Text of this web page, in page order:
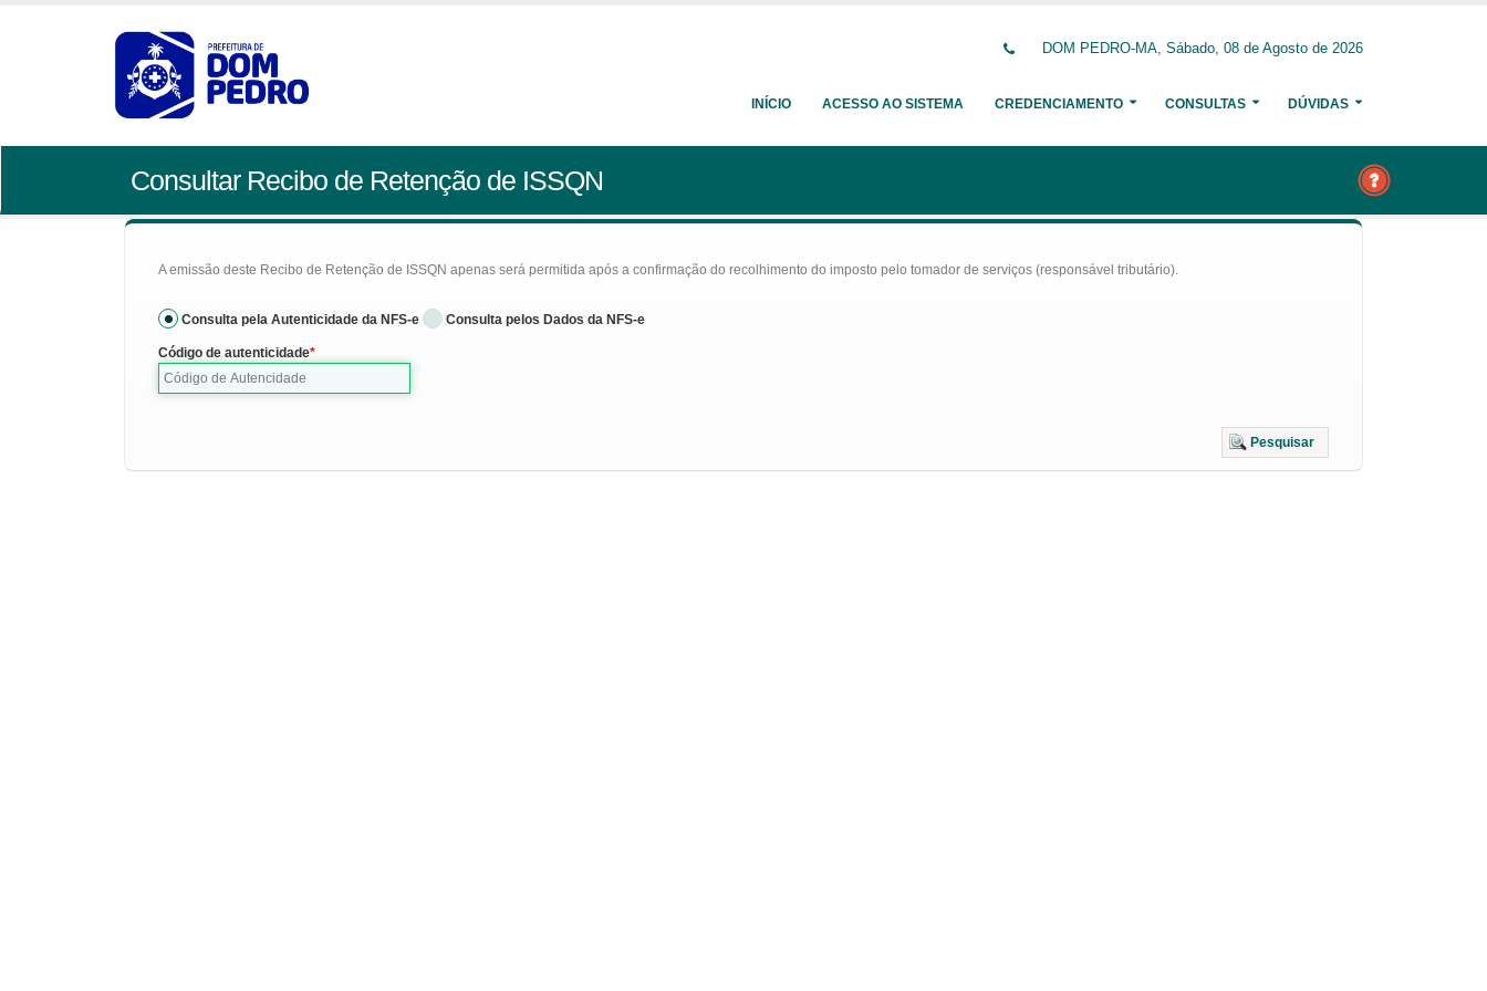
DOM PEDRO-MA, Sábado, 08 de Agosto de 2026
INÍCIO ACESSO AO SISTEMA CREDENCIAMENTO CONSULTAS DÚVIDAS
Consultar Recibo de Retenção de ISSQN
A emissão deste Recibo de Retenção de ISSQN apenas será permitida após a confirmação do recolhimento do imposto pelo tomador de serviços (responsável tributário).
Consulta pela Autenticidade da NFS-e Consulta pelos Dados da NFS-e
Código de autenticidade
Pesquisar